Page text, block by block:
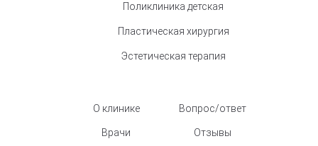
Поликлиника детская
Пластическая хирургия
Эстетическая терапия
О клинике
Врачи
Вопрос/ответ
Отзывы